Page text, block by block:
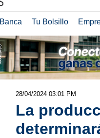
Banca Tu Bolsillo
28/04/2024 03:01 PM
La